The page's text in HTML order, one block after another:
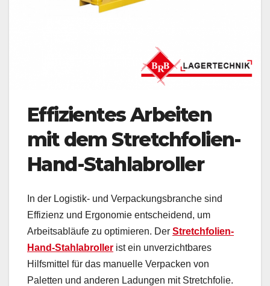
Effizientes Arbeiten
mit dem Stretchfolien-
Hand-Stahlabroller
In der Logistik- und Verpackungsbranche sind
Effizienz und Ergonomie entscheidend, um
Arbeitsabläufe zu optimieren. Der Stretchfolien-
Hand-Stahlabroller ist ein unverzichtbares
Hilfsmittel für das manuelle Verpacken von
Paletten und anderen Ladungen mit Stretchfolie.